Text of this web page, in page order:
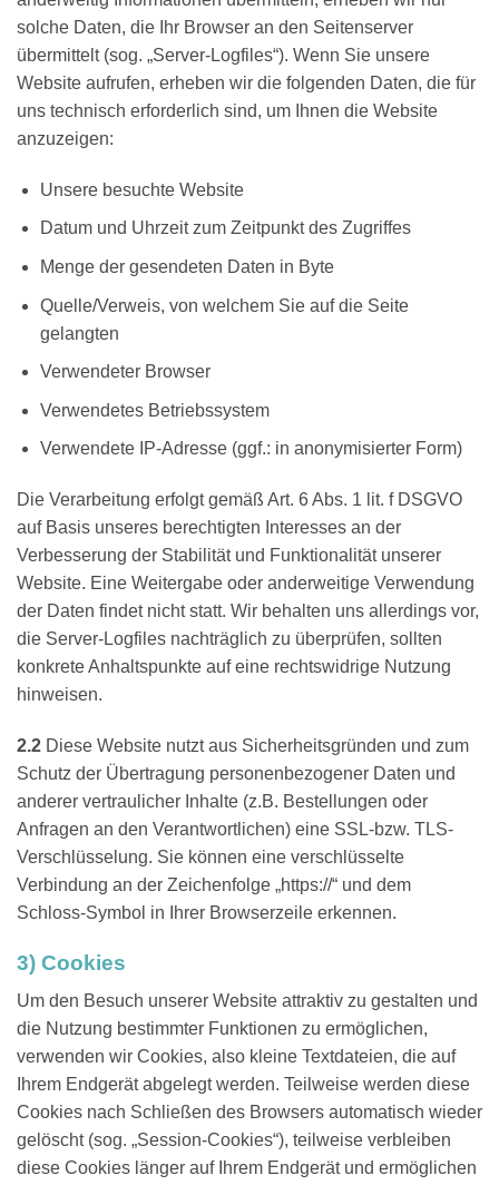
solche Daten, die Ihr Browser an den Seitenserver
übermittelt (sog. „Server-Logfiles“). Wenn Sie unsere
Website aufrufen, erheben wir die folgenden Daten, die für
uns technisch erforderlich sind, um Ihnen die Website
anzuzeigen:
Unsere besuchte Website
Datum und Uhrzeit zum Zeitpunkt des Zugriffes
Menge der gesendeten Daten in Byte
Quelle/Verweis, von welchem Sie auf die Seite
gelangten
Verwendeter Browser
Verwendetes Betriebssystem
Verwendete IP-Adresse (ggf.: in anonymisierter Form)
Die Verarbeitung erfolgt gemäß Art. 6 Abs. 1 lit. f DSGVO
auf Basis unseres berechtigten Interesses an der
Verbesserung der Stabilität und Funktionalität unserer
Website. Eine Weitergabe oder anderweitige Verwendung
der Daten findet nicht statt. Wir behalten uns allerdings vor,
die Server-Logfiles nachträglich zu überprüfen, sollten
konkrete Anhaltspunkte auf eine rechtswidrige Nutzung
hinweisen.
2.2 Diese Website nutzt aus Sicherheitsgründen und zum
Schutz der Übertragung personenbezogener Daten und
anderer vertraulicher Inhalte (z.B. Bestellungen oder
Anfragen an den Verantwortlichen) eine SSL-bzw. TLS-
Verschlüsselung. Sie können eine verschlüsselte
Verbindung an der Zeichenfolge „https://“ und dem
Schloss-Symbol in Ihrer Browserzeile erkennen.
3) Cookies
Um den Besuch unserer Website attraktiv zu gestalten und
die Nutzung bestimmter Funktionen zu ermöglichen,
verwenden wir Cookies, also kleine Textdateien, die auf
Ihrem Endgerät abgelegt werden. Teilweise werden diese
Cookies nach Schließen des Browsers automatisch wieder
gelöscht (sog. „Session-Cookies“), teilweise verbleiben
diese Cookies länger auf Ihrem Endgerät und ermöglichen